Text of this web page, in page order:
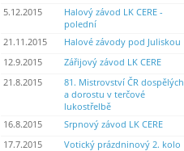
5.12.2015
Halový závod LK CERE -
polední
21.11.2015 Halové závody pod Juliskou
12.9.2015
Zářijový závod LK CERE
21.8.2015
81. Mistrovství ČR dospělých
a dorostu v terčové
lukostřelbě
16.8.2015 Srpnový závod LK CERE
17.7.2015
Votický prázdninový 2. kolo